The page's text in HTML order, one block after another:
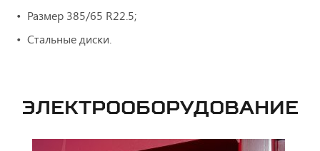
Размер 385/65 R22.5;
Стальные диски.
ЭЛЕКТРООБОРУДОВАНИЕ